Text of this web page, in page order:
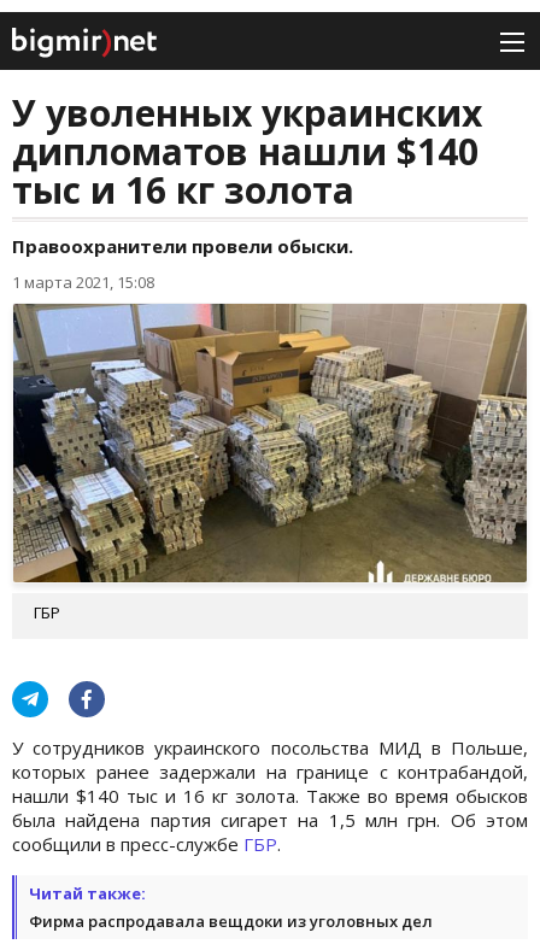
У уволенных украинских
дипломатов нашли $140
тыс и 16 кг золота
Правоохранители провели обыски.
1 марта 2021, 15:08
ГБР
У сотрудников украинского посольства МИД в Польше,
которых ранее задержали на границе с контрабандой,
нашли $140 тыс и 16 кг золота. Также во время обысков
была найдена партия сигарет на 1,5 млн грн. Об этом
сообщили в пресс-службе ГБР.
Читай также:
Фирма распродавала вещдоки из уголовных дел